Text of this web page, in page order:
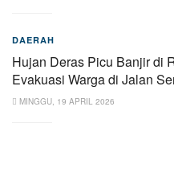
DAERAH
Hujan Deras Picu Banjir di
Evakuasi Warga di Jalan
MINGGU, 19 APRIL 2026